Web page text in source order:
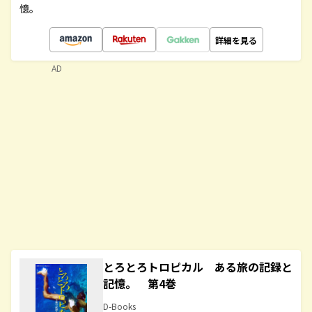
憶。
詳細を見る
とろとろトロピカル ある旅の記録と
記憶。 第4巻
D-Books
AD